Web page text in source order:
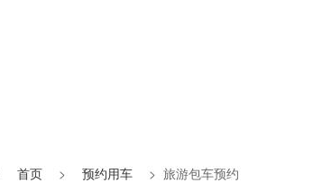
首页 > 预约用车 > 旅游包车预约